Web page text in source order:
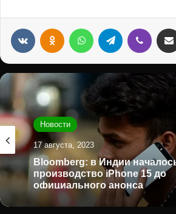
VKontakteOdnoklassniki
WhatsApp Telegram Viber
Новости
17 августа, 2023
Bloomberg: в Индии началось
производство iPhone 15 до
официального анонса